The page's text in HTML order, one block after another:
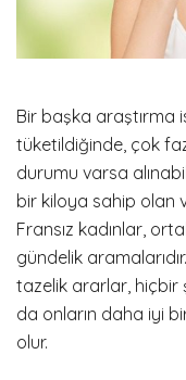
Bir başka araştırma
tüketildiğinde, çok
durumu varsa
bir kiloya sahip olan
Fransız kadınlar,
gündelik
tazelik ararlar, hiçbir
da onların daha iyi
olur.